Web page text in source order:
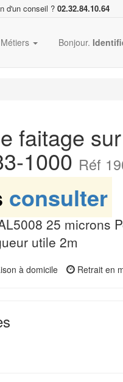
d'un conseil ? 02.32.84.10.64
Métiers Bonjour.
faitage
1000 Réf
consulter
25 microns
utile 2m
à domicile Retrait en